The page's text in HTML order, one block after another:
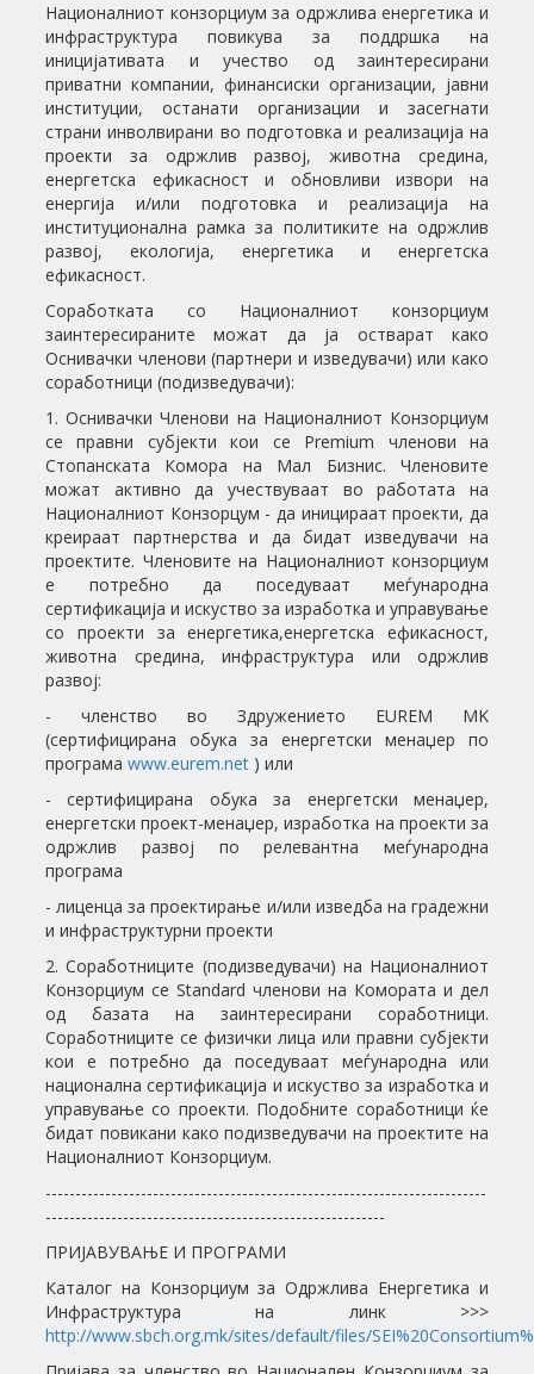
Националниот конзорциум за одржлива енергетика и
инфраструктура повикува за поддршка на
иницијативата и учество од заинтересирани
приватни компании, финансиски организации, јавни
институции, останати организации и засегнати
страни инволвирани во подготовка и реализација на
проекти за одржлив развој, животна средина,
енергетска ефикасност и обновливи извори на
енергија и/или подготовка и реализација на
институционална рамка за политиките на одржлив
развој, екологија, енергетика и енергетска
ефикасност.
Соработката со Националниот конзорциум
заинтересираните можат да ја остварат како
Оснивачки членови (партнери и изведувачи) или како
соработници (подизведувачи):
1. Оснивачки Членови на Националниот Конзорциум
се правни субјекти кои се Premium членови на
Стопанската Комора на Мал Бизнис. Членовите
можат активно да учествуваат во работата на
Националниот Конзорцум - да иницираат проекти, да
креираат партнерства и да бидат изведувачи на
проектите. Членовите на Националниот конзорциум
е потребно да поседуваат меѓународна
сертификација и искуство за изработка и управување
со проекти за енергетика,енергетска ефикасност,
животна средина, инфраструктура или одржлив
развој:
- членство во Здружението EUREM MK
(сертифицирана обука за енергетски менаџер по
програма www.eurem.net ) или
- сертифицирана обука за енергетски менаџер,
енергетски проект-менаџер, изработка на проекти за
одржлив развој по релевантна меѓународна
програма
- лиценца за проектирање и/или изведба на градежни
и инфраструктурни проекти
2. Соработниците (подизведувачи) на Националниот
Конзорциум се Standard членови на Комората и дел
од базата на заинтересирани соработници.
Соработниците се физички лица или правни субјекти
кои е потребно да поседуваат меѓународна или
национална сертификација и искуство за изработка и
управување со проекти. Подобните соработници ќе
бидат повикани како подизведувачи на проектите на
Националниот Конзорциум.
--------------------------------------------------------------------------
---------------------------------------------------------
ПРИЈАВУВАЊЕ И ПРОГРАМИ
Каталог на Конзорциум за Одржлива Енергетика и
Инфраструктура на линк >>>
http://www.sbch.org.mk/sites/default/files/